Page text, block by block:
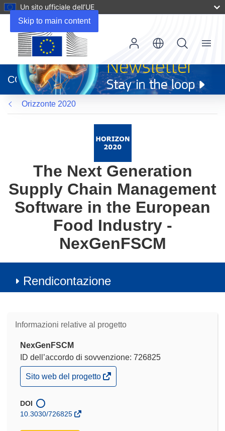
Skip to main content
Un sito ufficiale dell’UE
apre
in
una
nuova
finestra)
CORDIS
Menu
Orizzonte 2020
The Next Generation
Supply Chain Management
Software in the European
Food Industry -
NexGenFSCM
Rendicontazione
Informazioni relative al progetto
NexGenFSCM
ID dell’accordo di sovvenzione: 726825
(si
apre
una
nuova
Sito web del progetto
DOI
10.3030/726825